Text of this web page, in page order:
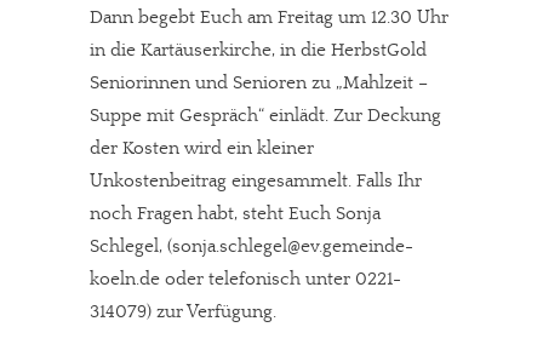
Dann begebt Euch am Freitag um 12.30 Uhr
in die Kartäuserkirche, in die HerbstGold
Seniorinnen und Senioren zu „Mahlzeit –
Suppe mit Gespräch“ einlädt. Zur Deckung
der Kosten wird ein kleiner
Unkostenbeitrag eingesammelt. Falls Ihr
noch Fragen habt, steht Euch Sonja
Schlegel, (sonja.schlegel@ev.gemeinde-
koeln.de oder telefonisch unter 0221-
314079) zur Verfügung.